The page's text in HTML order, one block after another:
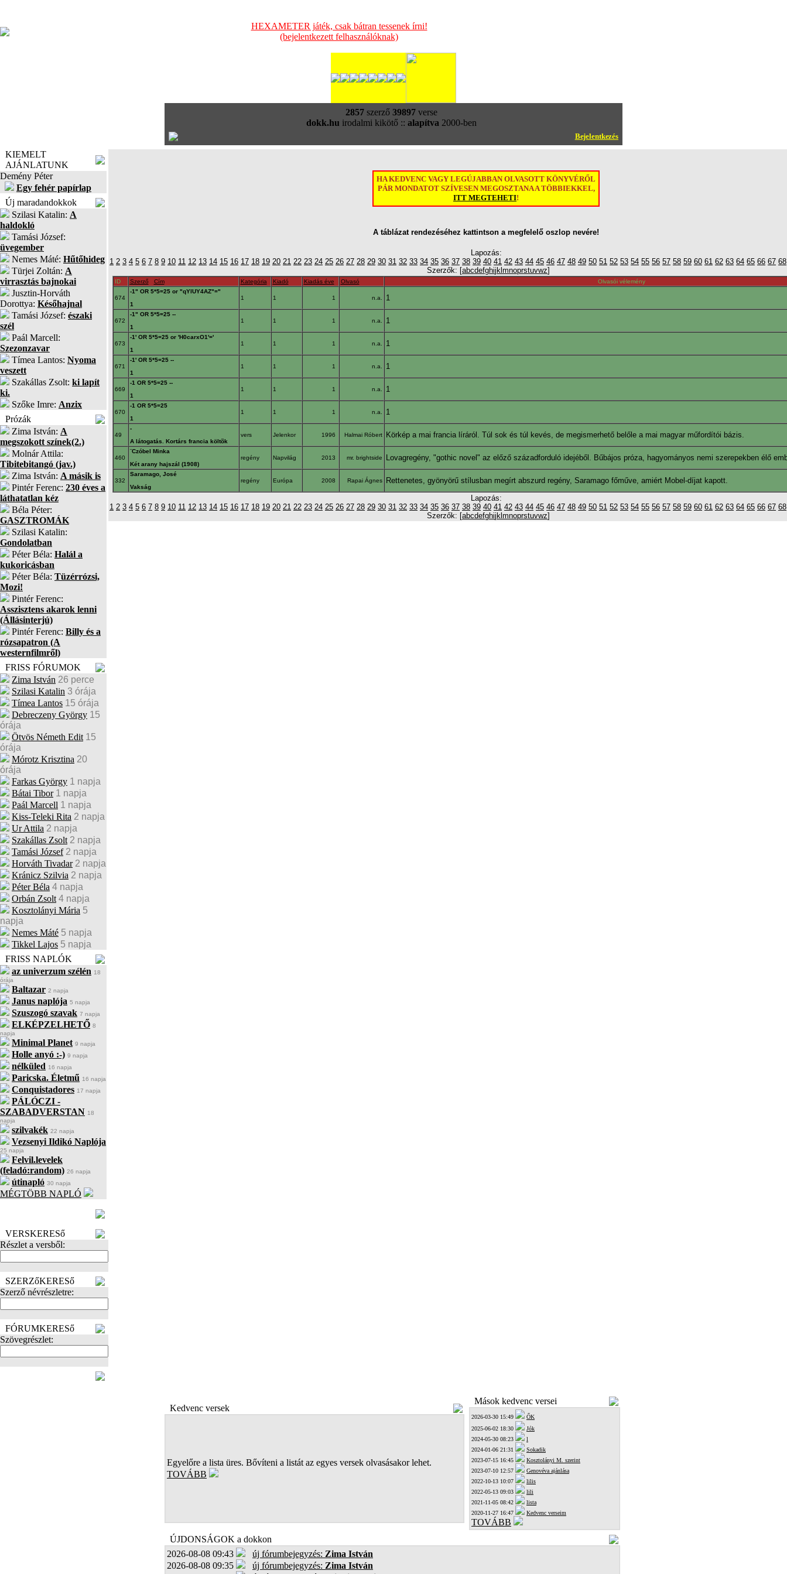
HEXAMETER játék, csak bátran tessenek írni!
(bejelentkezett felhasználóknak)
2857szerző 39897verse
dokk.hu irodalmi kikötő :: alapítva 2000-ben
Bejelentkezés
KIEMELT
AJÁNLATUNK
Demény Péter
Egy fehér papírlap
Új maradandokkok
Szilasi Katalin: A
haldokló
Tamási József:
üvegember
Nemes Máté: Hűtőhideg
Türjei Zoltán: A
virrasztás bajnokai
Jusztin-Horváth
Dorottya: Későhajnal
Tamási József: északi
szél
Paál Marcell:
Szezonzavar
Tímea Lantos: Nyoma
veszett
Szakállas Zsolt: ki lapít
ki.
Szőke Imre: Anzix
Prózák
Zima István: A
megszokott színek(2.)
Molnár Attila:
Tibitebitangó (jav.)
Zima István: A másik is
Pintér Ferenc: 230 éves a
láthatatlan kéz
Béla Péter:
GASZTROMÁK
Szilasi Katalin:
Gondolatban
Péter Béla: Halál a
kukoricásban
Péter Béla: Tüzérrózsi,
Mozi!
Pintér Ferenc:
Asszisztens akarok lenni
(Állásinterjú)
Pintér Ferenc: Billy és a
rózsapatron (A
westernfilmről)
FRISS FÓRUMOK
Zima István 26 perce
Szilasi Katalin 3 órája
Tímea Lantos 15 órája
Debreczeny György 15
órája
Ötvös Németh Edit 15
órája
Mórotz Krisztina 20
órája
Farkas György 1 napja
Bátai Tibor 1 napja
Paál Marcell 1 napja
Kiss-Teleki Rita 2 napja
Ur Attila 2 napja
Szakállas Zsolt 2 napja
Tamási József 2 napja
Horváth Tivadar 2 napja
Kránicz Szilvia 2 napja
Péter Béla 4 napja
Orbán Zsolt 4 napja
Kosztolányi Mária 5
napja
Nemes Máté 5 napja
Tikkel Lajos 5 napja
FRISS NAPLÓK
az univerzum szélén 18
órája
Baltazar 2 napja
Janus naplója 5 napja
Szuszogó szavak 7 napja
ELKÉPZELHETŐ 8
napja
Minimal Planet 9 napja
Holle anyó :-) 9 napja
nélküled 16 napja
Paricska. Életmű 16 napja
Conquistadores 17 napja
PÁLÓCZI -
SZABADVERSTAN 18
napja
szilvakék 22 napja
Vezsenyi Ildikó Naplója
25 napja
Felvil.levelek
(feladó:random) 26 napja
útinapló 30 napja
MÉGTÖBB NAPLÓ
VERSKERESő
Részlet a versből:
SZERZőKERESő
Szerző névrészletre:
FÓRUMKERESő
Szövegrészlet:
HA KEDVENC VAGY LEGÚJABBAN OLVASOTT KÖNYVÉRŐL
PÁR MONDATOT SZÍVESEN MEGOSZTANA A TÖBBIEKKEL,
ITT MEGTEHETI!
A táblázat rendezéséhez kattintson a megfelelő oszlop nevére!
Lapozás:
1 2 3 4 5 6 7 8 9 10 11 12 13 14 15 16 17 18 19 20 21 22 23 24 25 26 27 28 29 30 31 32 33 34 35 36 37 38 39 40 41 42 43 44 45 46 47 48 49 50 51 52 53 54 55 56 57 58 59 60 61 62 63 64 65 66 67 68
Szerzők: [abcdefghij k mnoprstuvwz]
ID Szerző Cím Kategória Kiadó Kiadás éve Olvasó Olvasói vélemény
674
-1" OR 5*5=25 or "qYlUY4AZ"="
1
1 1 1 n.a. 1
672
-1" OR 5*5=25 --
1
1 1 1 n.a. 1
673
-1' OR 5*5=25 or 'H0carxO1'='
1
1 1 1 n.a. 1
671
-1' OR 5*5=25 --
1
1 1 1 n.a. 1
669
-1 OR 5*5=25 --
1
1 1 1 n.a. 1
670
-1 OR 5*5=25
1
1 1 1 n.a. 1
49
-
A látogatás. Kortárs francia költõk
vers Jelenkor 1996 Halmai Róbert Körkép a mai francia líráról. Túl sok és túl kevés, de megismerhető belőle a mai magyar műfordítói bázis.
460
¨Czóbel Minka
Két arany hajszál (1908)
regény Napvilág 2013 mr. brightside Lovagregény, "gothic novel" az előző századforduló idejéből. Bűbájos próza, hagyományos nemi szerepekben élő
332
Saramago, José
Vakság
regény Európa 2008 Rapai Ágnes
Rettenetes, gyönyörű stílusban megírt abszurd regény, Saramago főműve, amiért Mobel-díjat kapott.
Lapozás:
1 2 3 4 5 6 7 8 9 10 11 12 13 14 15 16 17 18 19 20 21 22 23 24 25 26 27 28 29 30 31 32 33 34 35 36 37 38 39 40 41 42 43 44 45 46 47 48 49 50 51 52 53 54 55 56 57 58 59 60 61 62 63 64 65 66 67 68
Szerzők: [abcdefghij k mnoprstuvwz]
Kedvenc versek
Egyelőre a lista üres. Bővíteni a listát az egyes versek olvasásakor lehet.
TOVÁBB
Mások kedvenc versei
2026-03-30 15:49
ŐK
2025-06-02 18:30
Jók
2024-05-30 08:23
l
2024-01-06 21:31
Sokadik
2023-07-15 16:45
Kosztolányi M. szerint
2023-07-10 12:57
Genovéva ajánlása
2022-10-13 10:07
lilis
2022-05-13 09:03
lili
2021-11-05 08:42
lista
2020-11-27 16:47
Kedvenc verseim
TOVÁBB
ÚJDONSÁGOK a dokkon
2026-08-08 09:43
új fórumbejegyzés: Zima István
2026-08-08 09:35
új fórumbejegyzés: Zima István